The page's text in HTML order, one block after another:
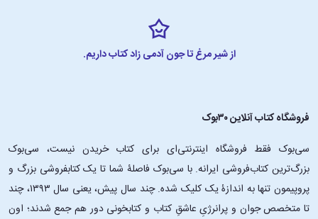
از شیر مرغ تا جون آدمی زاد کتاب داریم.
فروشگاه کتاب آنلاین ۳۰بوک
سی‌بوک فقط فروشگاه اینترنتی‌ای برای کتاب خریدن نیست، سی‌بوک
بزرگ‌ترین کتاب‌فروشی ایرانه. با سی‌بوک فاصلۀ شما تا یک کتابفروشی بزرگ و
پروپیمون تنها به اندازۀ یک کلیک شده. چند سال پیش، یعنی سال ۱۳۹۳، چند
تا متخصص جوان و پرانرژیِ عاشقِ کتاب و کتابخونی دور هم جمع شدند؛ اون‌